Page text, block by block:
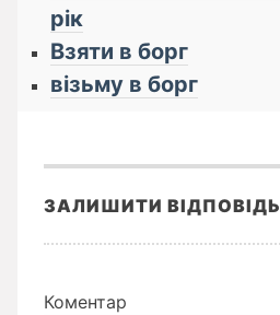
рік
Взяти в борг
візьму в борг
ЗАЛИШИТИ ВІДПОВІДЬ
Коментар